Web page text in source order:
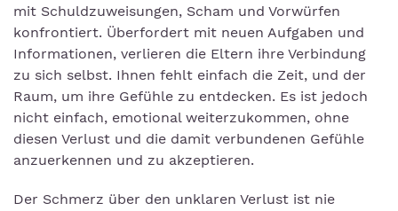
mit Schuldzuweisungen, Scham und Vorwürfen
konfrontiert. Überfordert mit neuen Aufgaben und
Informationen, verlieren die Eltern ihre Verbindung
zu sich selbst. Ihnen fehlt einfach die Zeit, und der
Raum, um ihre Gefühle zu entdecken. Es ist jedoch
nicht einfach, emotional weiterzukommen, ohne
diesen Verlust und die damit verbundenen Gefühle
anzuerkennen und zu akzeptieren.
Der Schmerz über den unklaren Verlust ist nie